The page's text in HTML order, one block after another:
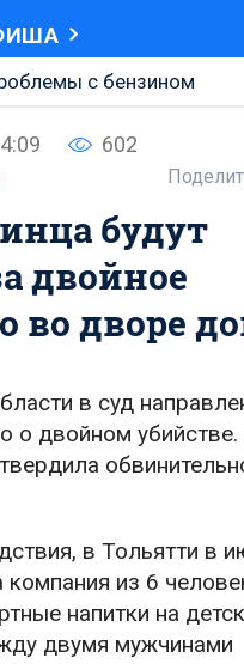
с бензином
площади
шоссе
602
будут
двойное
во дворе
в суд
о двойном убийстве.
в Тольятти в
компания из 6
напитки на
двумя мужчинами